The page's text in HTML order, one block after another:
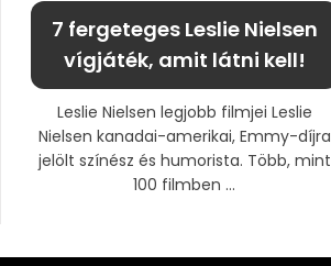
7 fergeteges Leslie Nielsen
vígjáték, amit látni kell!
Leslie Nielsen legjobb filmjei Leslie
Nielsen kanadai-amerikai, Emmy-díjra
jelölt színész és humorista. Több, mint
100 filmben ...